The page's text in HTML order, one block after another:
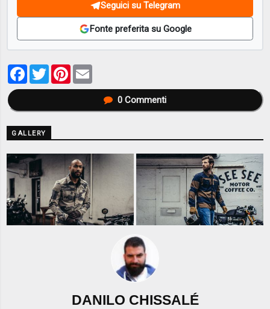
Seguici su Telegram
Fonte preferita su Google
Facebook
TwitterPinterest
0Commenti
GALLERY
DANILO CHISSALÉ